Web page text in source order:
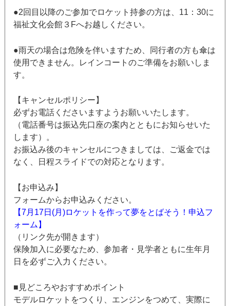
●2回目以降のご参加でロケット持参の方は、11：30に
福祉文化会館３Fへお越しください。
●雨天の場合は危険を伴いますため、同行者の方も傘は
使用できません。レインコートのご準備をお願いしま
す。
【キャンセルポリシー】
必ずお電話くださいますようお願いいたします。
（電話番号は振込先口座の案内とともにお知らせいた
します）。
お振込み後のキャンセルにつきましては、ご返金では
なく、日程スライドでの対応となります。
【お申込み】
フォームからお申込みください。
【7月17日(月)ロケットを作って夢をとばそう！申込フ
ォーム】
（リンク先が開きます）
保険加入に必要なため、参加者・見学者ともに生年月
日を必ずご入力ください。
■見どころやおすすめポイント
モデルロケットをつくり、エンジンをつめて、実際に